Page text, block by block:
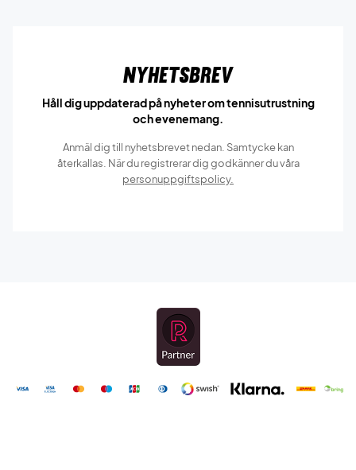
Nyhetsbrev
Håll dig uppdaterad på nyheter om tennisutrustning
och evenemang.
Anmäl dig till nyhetsbrevet nedan. Samtycke kan
återkallas. När du registrerar dig godkänner du våra
personuppgiftspolicy.